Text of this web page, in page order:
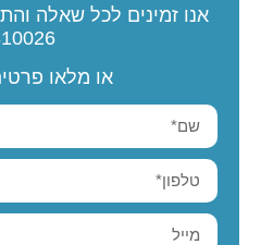
אנו זמינים לכל שאלה
או מלאו